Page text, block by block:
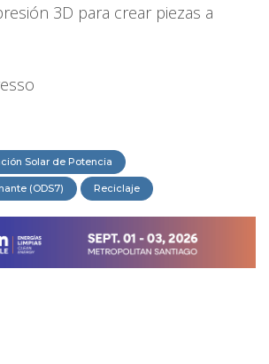
3D para crear piezas a
Solar de Potencia
(ODS7) Reciclaje